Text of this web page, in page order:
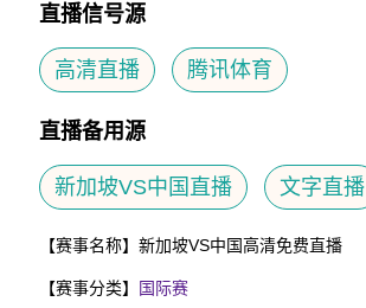
直播信号源
高清直播 腾讯体育
直播备用源
新加坡VS中国直播 文字直播
【赛事名称】 新加坡VS中国高清免费直播
【赛事分类】 国际赛